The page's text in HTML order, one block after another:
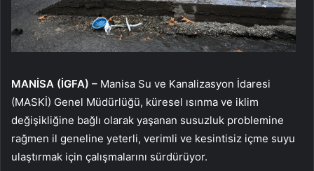
MANİSA (İGFA) – Manisa Su ve Kanalizasyon İdaresi
(MASKİ) Genel Müdürlüğü, küresel ısınma ve iklim
değişikliğine bağlı olarak yaşanan susuzluk problemine
rağmen il geneline yeterli, verimli ve kesintisiz içme suyu
ulaştırmak için çalışmalarını sürdürüyor.